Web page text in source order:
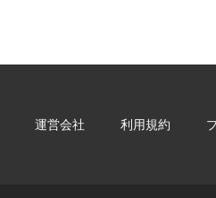
運営会社 利用規約